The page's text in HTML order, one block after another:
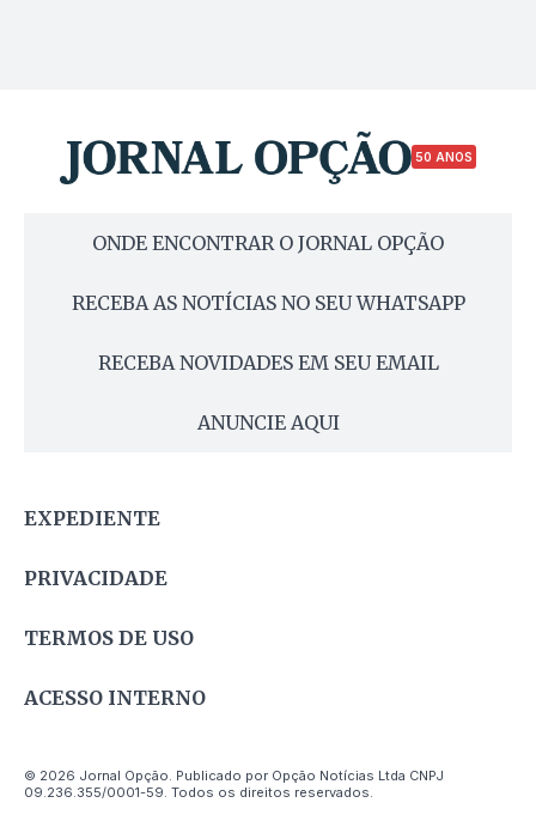
50 ANOS
ONDE ENCONTRAR O JORNAL OPÇÃO
RECEBA AS NOTÍCIAS NO SEU WHATSAPP
RECEBA NOVIDADES EM SEU EMAIL
ANUNCIE AQUI
EXPEDIENTE
PRIVACIDADE
TERMOS DE USO
ACESSO INTERNO
© 2026 Jornal Opção. Publicado por Opção Notícias Ltda CNPJ
09.236.355/0001-59. Todos os direitos reservados.